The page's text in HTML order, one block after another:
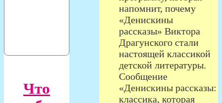
Что
напомнит, почему
«Денискины
рассказы» Виктора
Драгунского стали
настоящей классикой
детской литературы.
Сообщение
«Денискины рассказы:
классика, которая